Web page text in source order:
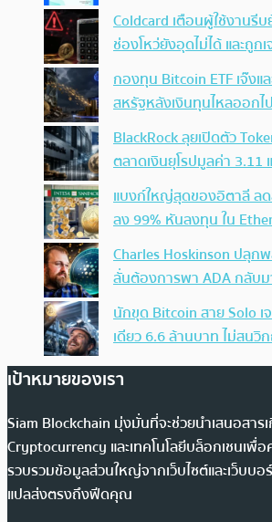
Coldcard เตือนผู้ใช้งานรี
ช่องโหว่ยังอุดไม่ได้ และถูก
กองทุน Bitcoin ETF เจ๊งแ
สหรัฐหลังเงินทุนไหลออกไ
BlackRock ลุยเปิดตัว
ตลาดเงินยุโรปมูลค่า 3.11
แบงก์ใหญ่สุดของอิตาลี ล
ลง 99% หันลงทุน ใน
Charles Hoskinson ปลุก
ลั่นต้องการพา ADA กลับม
นักขุด Bitcoin สาย Solo
เดียว 6.6 ล้านบาท ไม่สนวิ
เป้าหมายของเรา
Siam Blockchain มุ่งมั่นที่จะช่วยนำเสนอสาร
Cryptocurrency และเทคโนโลยีบล็อกเชนเพื่อ
รวบรวมข้อมูลส่วนใหญ่จากเว็บไซต์และเว็บบอ
แปลส่งตรงถึงฟีดคุณ